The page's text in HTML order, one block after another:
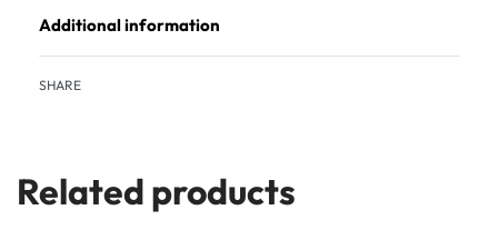
Additional information
SHARE
Related products